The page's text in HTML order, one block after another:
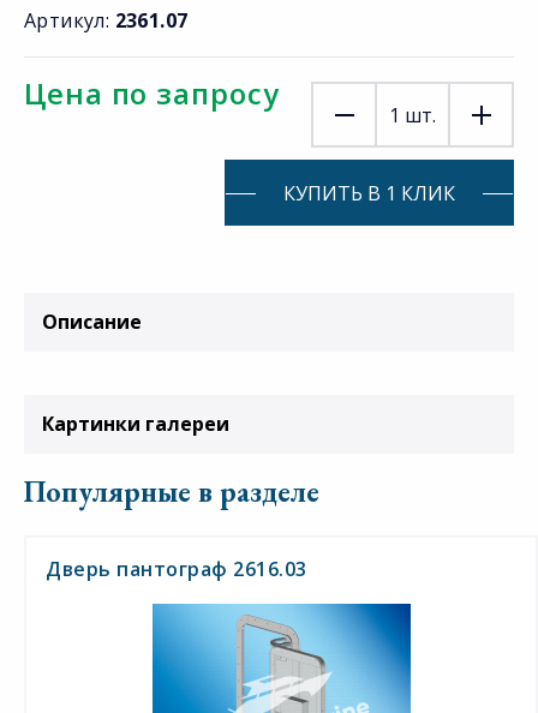
Артикул: 2361.07
Цена по запросу
1 шт.
КУПИТЬ В 1 КЛИК
Описание
Картинки галереи
Популярные в разделе
Дверь пантограф 2616.03